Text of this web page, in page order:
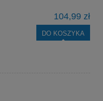
104,99 zł
DO KOSZYKA